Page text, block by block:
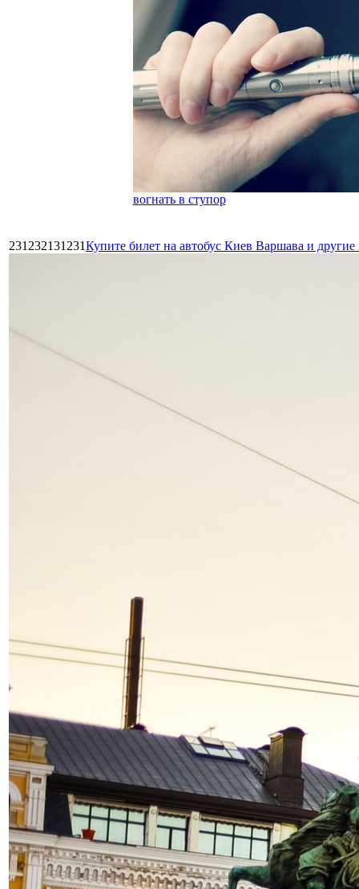
вогнать в ступор
231232131231Купите билет на автобус Киев Варшава и